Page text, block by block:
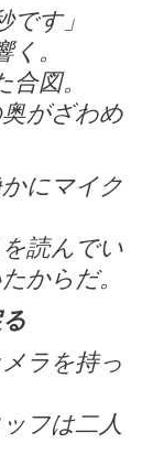
です」
く。
合図。
がざわめ
にマイク
読んでい
からだ。
ラを持っ
フは二人